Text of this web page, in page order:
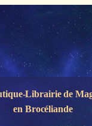
Librairie de
en Brocéliande